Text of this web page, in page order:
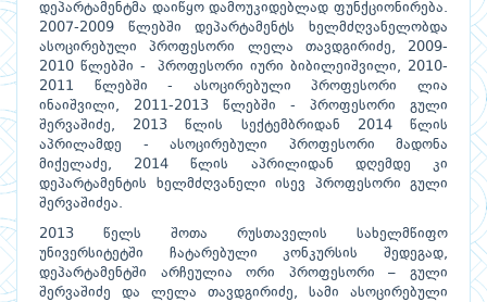
დეპარტამენტმა დაიწყო დამოუკიდებლად ფუნქციონირება.
2007-2009 წლებში დეპარტამენტს ხელმძღვანელობდა
ასოცირებული პროფესორი ლელა თავდგირიძე, 2009-
2010 წლებში - პროფესორი იური ბიბილეიშვილი, 2010-
2011 წლებში - ასოცირებული პროფესორი ლია
ინაიშვილი, 2011-2013 წლებში - პროფესორი გული
შერვაშიძე, 2013 წლის სექტემბრიდან 2014 წლის
აპრილამდე - ასოცირებული პროფესორი მადონა
მიქელაძე, 2014 წლის აპრილიდან დღემდე კი
დეპარტამენტის ხელმძღვანელი ისევ პროფესორი გული
შერვაშიძეა.
2013 წელს შოთა რუსთაველის სახელმწიფო
უნივერსიტეტში ჩატარებული კონკურსის შედეგად,
დეპარტამენტში არჩეულია ორი პროფესორი – გული
შერვაშიძე და ლელა თავდგირიძე, სამი ასოცირებული